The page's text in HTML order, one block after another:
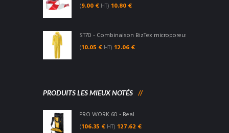
(9.00 €HT) 10.80 €
ST70 - Combinaison BizTex microporeuse type 3/4/5/6
(10.05 €HT) 12.06 €
PRODUITS LES MIEUX NOTÉS
PRO WORK 60 - Beal
(106.35 €HT) 127.62 €